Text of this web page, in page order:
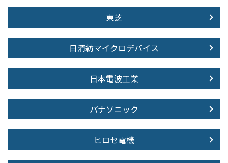
東芝
日清紡マイクロデバイス
日本電波工業
パナソニック
ヒロセ電機